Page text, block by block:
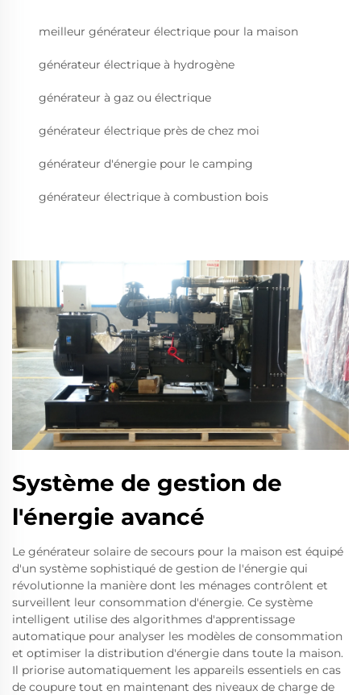
meilleur générateur électrique pour la maison
générateur électrique à hydrogène
générateur à gaz ou électrique
générateur électrique près de chez moi
générateur d'énergie pour le camping
générateur électrique à combustion bois
Système de gestion de
l'énergie avancé
Le générateur solaire de secours pour la maison est équipé
d'un système sophistiqué de gestion de l'énergie qui
révolutionne la manière dont les ménages contrôlent et
surveillent leur consommation d'énergie. Ce système
intelligent utilise des algorithmes d'apprentissage
automatique pour analyser les modèles de consommation
et optimiser la distribution d'énergie dans toute la maison.
Il priorise automatiquement les appareils essentiels en cas
de coupure tout en maintenant des niveaux de charge de